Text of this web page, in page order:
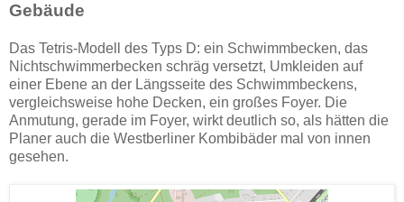
Gebäude
Das Tetris-Modell des Typs D: ein Schwimmbecken, das
Nichtschwimmerbecken schräg versetzt, Umkleiden auf
einer Ebene an der Längsseite des Schwimmbeckens,
vergleichsweise hohe Decken, ein großes Foyer. Die
Anmutung, gerade im Foyer, wirkt deutlich so, als hätten die
Planer auch die Westberliner Kombibäder mal von innen
gesehen.